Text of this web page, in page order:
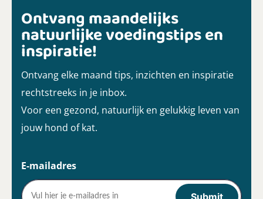
Ontvang maandelijks
natuurlijke voedingstips en
inspiratie!
Ontvang elke maand tips, inzichten en inspiratie
rechtstreeks in je inbox.
Voor een gezond, natuurlijk en gelukkig leven van
jouw hond of kat.
E-mailadres